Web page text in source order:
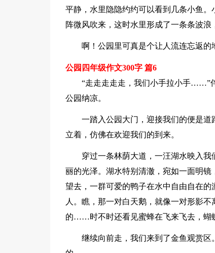
平静，水里隐隐约约可以看到几条小鱼
阵微风吹来，这时水里形成了一条条波浪
啊！公园里可真是个让人流连忘返的
公园四年级作文300字 篇6
“走走走走走，我们小手拉小手……”
公园纳凉。
一踏入公园大门，迎接我们的便是
立着，仿佛在欢迎我们的到来。
穿过一条林荫大道，一汪湖水映入
丽的光泽。湖水特别清澈，宛如一面明
望去，一群可爱的鸭子在水中自由自在
人。瞧，那一对白天鹅，就像一对形影
的……时不时还看见蜜蜂在飞来飞去，蝴
继续向前走，我们来到了金鱼观赏